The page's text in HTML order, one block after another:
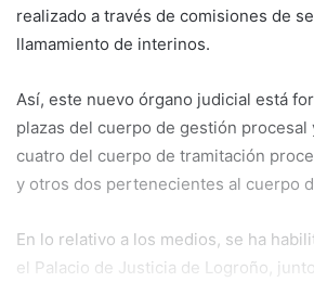
realizado a través de comisiones de
llamamiento de interinos.
Así, este nuevo órgano judicial está
plazas del cuerpo de gestión procesal
cuatro del cuerpo de tramitación
y otros dos pertenecientes al cuerpo
En lo relativo a los medios, se ha
el Palacio de Justicia de Logroño,